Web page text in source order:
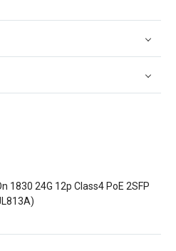
1830 24G 12p Class4 PoE 2SFP